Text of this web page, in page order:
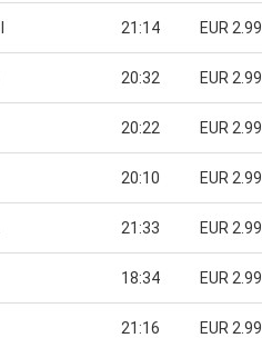
21:14 EUR 2.99
20:32 EUR 2.99
20:22 EUR 2.99
20:10 EUR 2.99
21:33 EUR 2.99
18:34 EUR 2.99
21:16 EUR 2.99